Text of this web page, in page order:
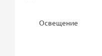
Освещение